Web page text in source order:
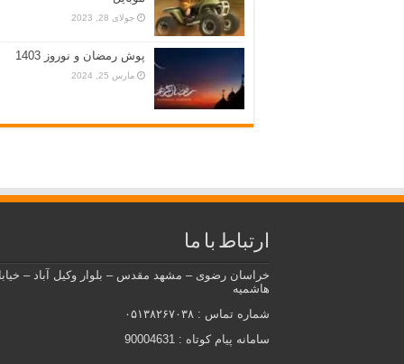
جولای 28, 2023
پوش رمضان و نوروز 1403
مارس 25, 2024
ارتباط با ما
خراسان رضوی – مشهد مقدس – بلوار وکیل آباد –
هاشمیه
شماره تماس : ۰۵۱۳۸۲۶۷۰۳۸
سامانه پیام کوتاه : 90004631